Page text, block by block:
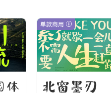
体
单款商用
北窗墨刃